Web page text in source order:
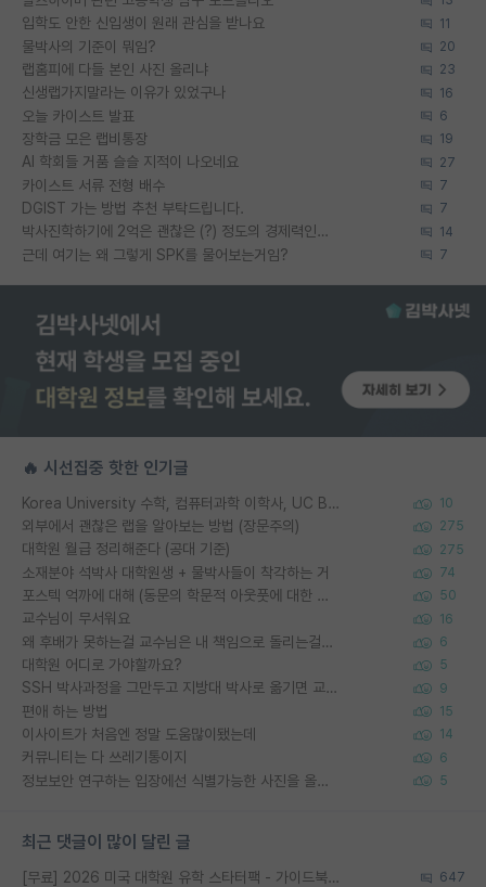
입학도 안한 신입생이 원래 관심을 받나요 11
물박사의 기준이 뭐임? 20
랩홈피에 다들 본인 사진 올리냐 23
신생랩가지말라는 이유가 있었구나 16
오늘 카이스트 발표 6
장학금 모은 랩비통장 19
AI 학회들 거품 슬슬 지적이 나오네요 27
카이스트 서류 전형 배수 7
DGIST 가는 방법 추천 부탁드립니다. 7
박사진학하기에 2억은 괜찮은 (?) 정도의 경제력인가요 14
근데 여기는 왜 그렇게 SPK를 물어보는거임? 7
🔥 시선집중 핫한 인기글
Korea University 수학, 컴퓨터과학 이학사, UC Berkeley 산업공학 대학원 공학박사가 되는 것은 쉽지 않겠죠? 10
외부에서 괜찮은 랩을 알아보는 방법 (장문주의) 275
대학원 월급 정리해준다 (공대 기준) 275
소재분야 석박사 대학원생 + 물박사들이 착각하는 거 74
포스텍 억까에 대해 (동문의 학문적 아웃풋에 대한 반박) 50
교수님이 무서워요 16
왜 후배가 못하는걸 교수님은 내 책임으로 돌리는걸까요? 6
대학원 어디로 가야할까요? 5
SSH 박사과정을 그만두고 지방대 박사로 옮기면 교수의 꿈은 끝일까요? 9
편애 하는 방법 15
이사이트가 처음엔 정말 도움많이됐는데 14
커뮤니티는 다 쓰레기통이지 6
정보보안 연구하는 입장에선 식별가능한 사진을 올리는건 비추이긴함 5
최근 댓글이 많이 달린 글
[무료] 2026 미국 대학원 유학 스타터팩 - 가이드북 & 합격자 컨택메일 템플릿 647